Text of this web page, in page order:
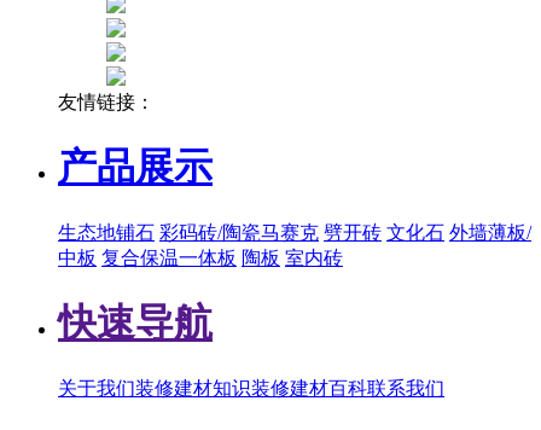
友情链接：
产品展示
生态地铺石 彩码砖/陶瓷马赛克 劈开砖 文化石 外墙薄板/
中板 复合保温一体板 陶板 室内砖
快速导航
关于我们装修建材知识装修建材百科联系我们